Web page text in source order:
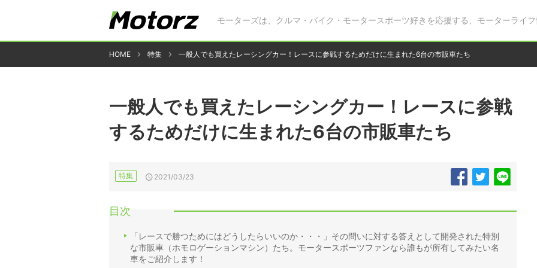
モーターズは、クルマ・バイク・モータースポーツ好きを応援する、モーターライフ
HOME 特集 一般人でも買えたレーシングカー！レースに参戦するためだけに生まれた6台の市販車たち
一般人でも買えたレーシングカー！レースに参戦
するためだけに生まれた6台の市販車たち
特集 2021/03/23
目次
「レースで勝つためにはどうしたらいいのか・・・」その問いに対する答えとして開発された特別
な市販車（ホモロゲーションマシン）たち。モータースポーツファンなら誰もが所有してみたい名
車をご紹介します！